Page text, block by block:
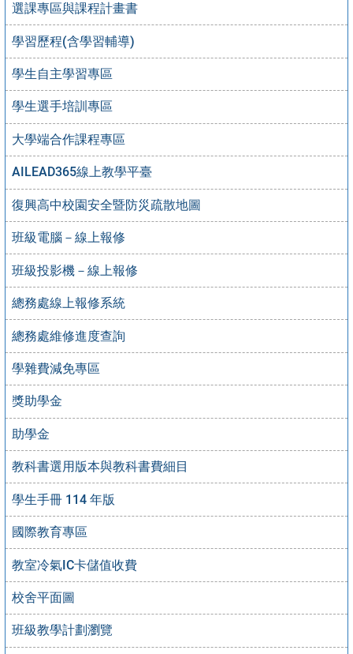
選課專區與課程計畫書
學習歷程(含學習輔導)
學生自主學習專區
學生選手培訓專區
大學端合作課程專區
AILEAD365線上教學平臺
復興高中校園安全暨防災疏散地圖
班級電腦－線上報修
班級投影機－線上報修
總務處線上報修系統
總務處維修進度查詢
學雜費減免專區
獎助學金
助學金
教科書選用版本與教科書費細目
學生手冊 114 年版
國際教育專區
教室冷氣IC卡儲值收費
校舍平面圖
班級教學計劃瀏覽